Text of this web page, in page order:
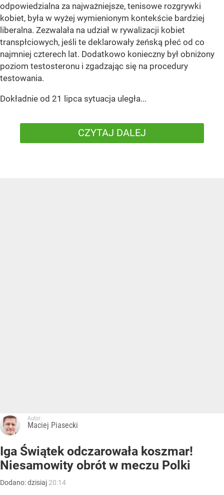
odpowiedzialna za najważniejsze, tenisowe rozgrywki
kobiet, była w wyżej wymienionym kontekście bardziej
liberalna. Zezwalała na udział w rywalizacji kobiet
transpłciowych, jeśli te deklarowały żeńską płeć od co
najmniej czterech lat. Dodatkowo konieczny był obniżony
poziom testosteronu i zgadzając się na procedury
testowania.
Dokładnie od 21 lipca sytuacja uległa...
CZYTAJ DALEJ
Autor:
Maciej Piasecki
Iga Świątek odczarowała koszmar!
Niesamowity obrót w meczu Polki
Dodano:dzisiaj 20:14